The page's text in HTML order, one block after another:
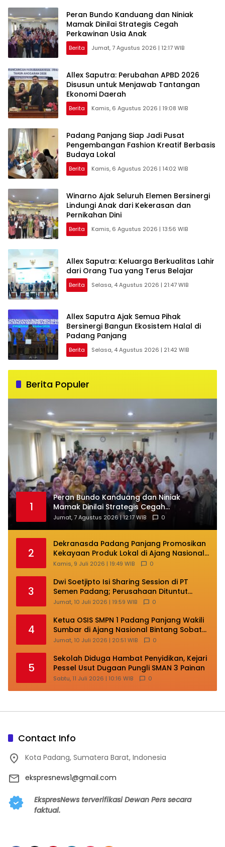
Peran Bundo Kanduang dan Niniak
Mamak Dinilai Strategis Cegah
Perkawinan Usia Anak
Berita Jumat, 7 Agustus 2026 | 12:17 WIB
Allex Saputra: Perubahan APBD 2026
Disusun untuk Menjawab Tantangan
Ekonomi Daerah
Berita Kamis, 6 Agustus 2026 | 19:08 WIB
Padang Panjang Siap Jadi Pusat
Pengembangan Fashion Kreatif Berbasis
Budaya Lokal
Berita Kamis, 6 Agustus 2026 | 14:02 WIB
Winarno Ajak Seluruh Elemen Bersinergi
Lindungi Anak dari Kekerasan dan
Pernikahan Dini
Berita Kamis, 6 Agustus 2026 | 13:56 WIB
Allex Saputra: Keluarga Berkualitas Lahir
dari Orang Tua yang Terus Belajar
Berita Selasa, 4 Agustus 2026 | 21:47 WIB
Allex Saputra Ajak Semua Pihak
Bersinergi Bangun Ekosistem Halal di
Padang Panjang
Berita Selasa, 4 Agustus 2026 | 21:42 WIB
Berita Populer
1
Peran Bundo Kanduang dan Niniak
Mamak Dinilai Strategis Cegah
Perkawinan Usia Anak
Jumat, 7 Agustus 2026 | 12:17 WIB 0
2
Dekranasda Padang Panjang Promosikan
Kekayaan Produk Lokal di Ajang Nasional
Makassar
Kamis, 9 Juli 2026 | 19:49 WIB 0
3
Dwi Soetjipto Isi Sharing Session di PT
Semen Padang; Perusahaan Dituntut
Lakukan Transformasi
Jumat, 10 Juli 2026 | 19:59 WIB 0
4
Ketua OSIS SMPN 1 Padang Panjang Wakili
Sumbar di Ajang Nasional Bintang Sobat
SMP
Jumat, 10 Juli 2026 | 20:51 WIB 0
5
Sekolah Diduga Hambat Penyidikan, Kejari
Pessel Usut Dugaan Pungli SMAN 3 Painan
Sabtu, 11 Juli 2026 | 10:16 WIB 0
Contact Info
Kota Padang, Sumatera Barat, Indonesia
ekspresnews1@gmail.com
EkspresNews terverifikasi Dewan Pers secara
faktual.